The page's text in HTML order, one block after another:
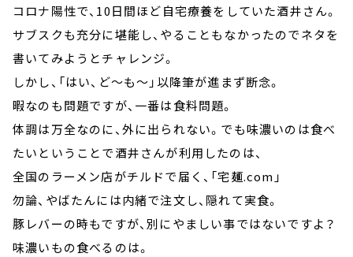
コロナ陽性で、10日間ほど自宅療養をしていた酒井さん。
サブスクも充分に堪能し、やることもなかったのでネタを
書いてみようとチャレンジ。
しかし、「はい、ど～も～」以降筆が進まず断念。
暇なのも問題ですが、一番は食料問題。
体調は万全なのに、外に出られない。でも味濃いのは食べ
たいということで酒井さんが利用したのは、
全国のラーメン店がチルドで届く、「宅麺.com」
勿論、やばたんには内緒で注文し、隠れて実食。
豚レバーの時もですが、別にやましい事ではないですよ？
味濃いもの食べるのは。